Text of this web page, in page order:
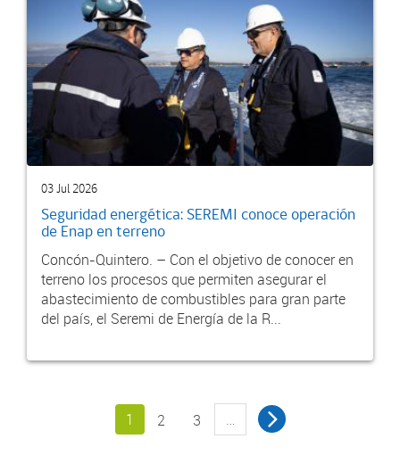
03 Jul 2026
Seguridad energética: SEREMI conoce operación
de Enap en terreno
Concón-Quintero. – Con el objetivo de conocer en
terreno los procesos que permiten asegurar el
abastecimiento de combustibles para gran parte
del país, el Seremi de Energía de la R...
1 2 3 …